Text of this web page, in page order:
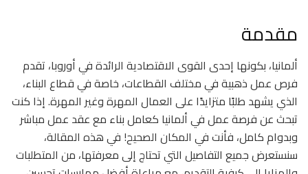
مقدمة
ألمانيا، بكونها إحدى القوى الاقتصادية الرائدة في أوروبا، تقدم
فرص عمل ذهبية في مختلف القطاعات، خاصة في قطاع البناء،
الذي يشهد طلبًا متزايدًا على العمال المهرة وغير المهرة. إذا كنت
تبحث عن فرصة عمل في ألمانيا كعامل بناء مع عقد عمل مباشر
وبدوام كامل، فأنت في المكان الصحيح! في هذه المقالة،
سنستعرض جميع التفاصيل التي تحتاج إلى معرفتها، من المتطلبات